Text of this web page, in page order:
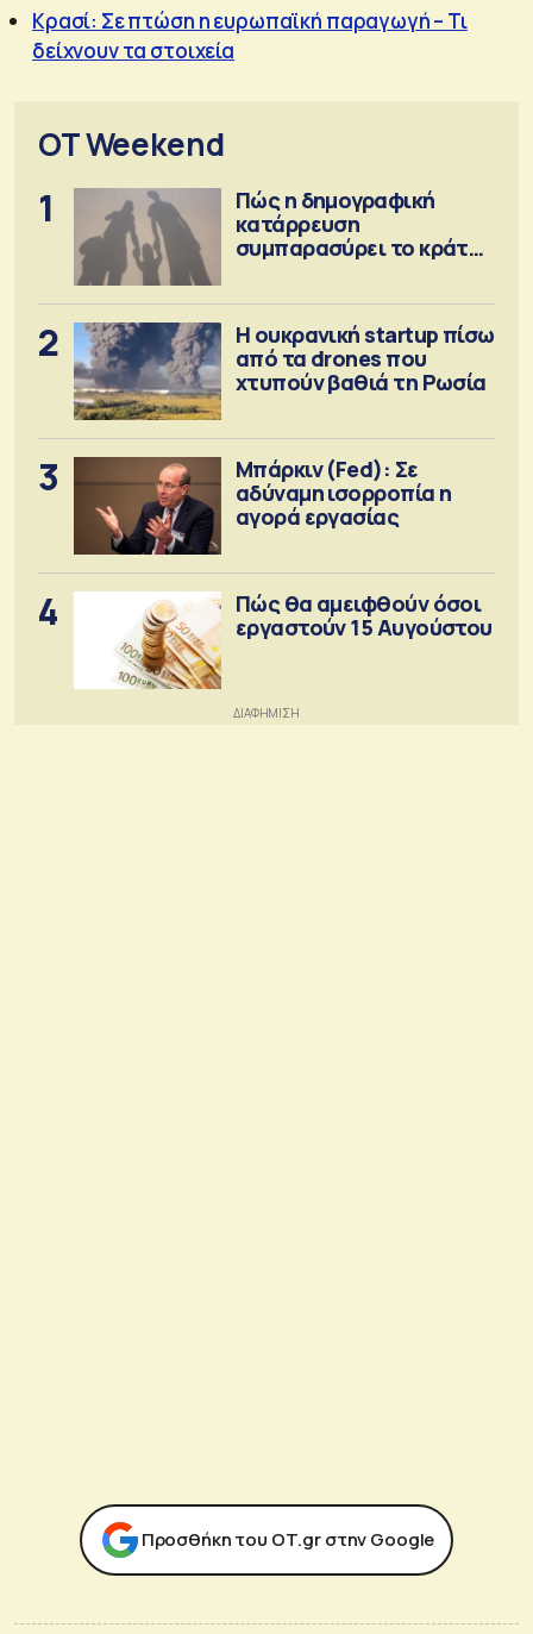
Κρασί: Σε πτώση η ευρωπαϊκή παραγωγή – Τι
δείχνουν τα στοιχεία
OT Weekend
1
Πώς η δημογραφική
κατάρρευση
συμπαρασύρει το κράτος
2
Η ουκρανική startup πίσω
από τα drones που
χτυπούν βαθιά τη Ρωσία
3
Μπάρκιν (Fed): Σε
αδύναμη ισορροπία η
αγορά εργασίας
4
Πώς θα αμειφθούν όσοι
εργαστούν 15 Αυγούστου
Προσθήκη του ΟΤ.gr στην Google